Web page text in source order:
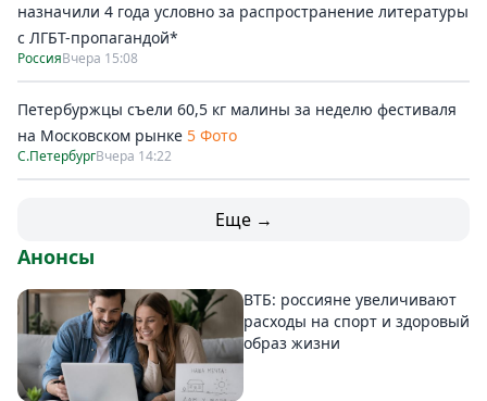
назначили 4 года условно за распространение литературы
с ЛГБТ-пропагандой*
РоссияВчера 15:08
Петербуржцы съели 60,5 кг малины за неделю фестиваля
на Московском рынке 5 Фото
С.ПетербургВчера 14:22
Еще →
Анонсы
ВТБ: россияне увеличивают
расходы на спорт и здоровый
образ жизни